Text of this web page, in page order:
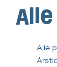
Alle